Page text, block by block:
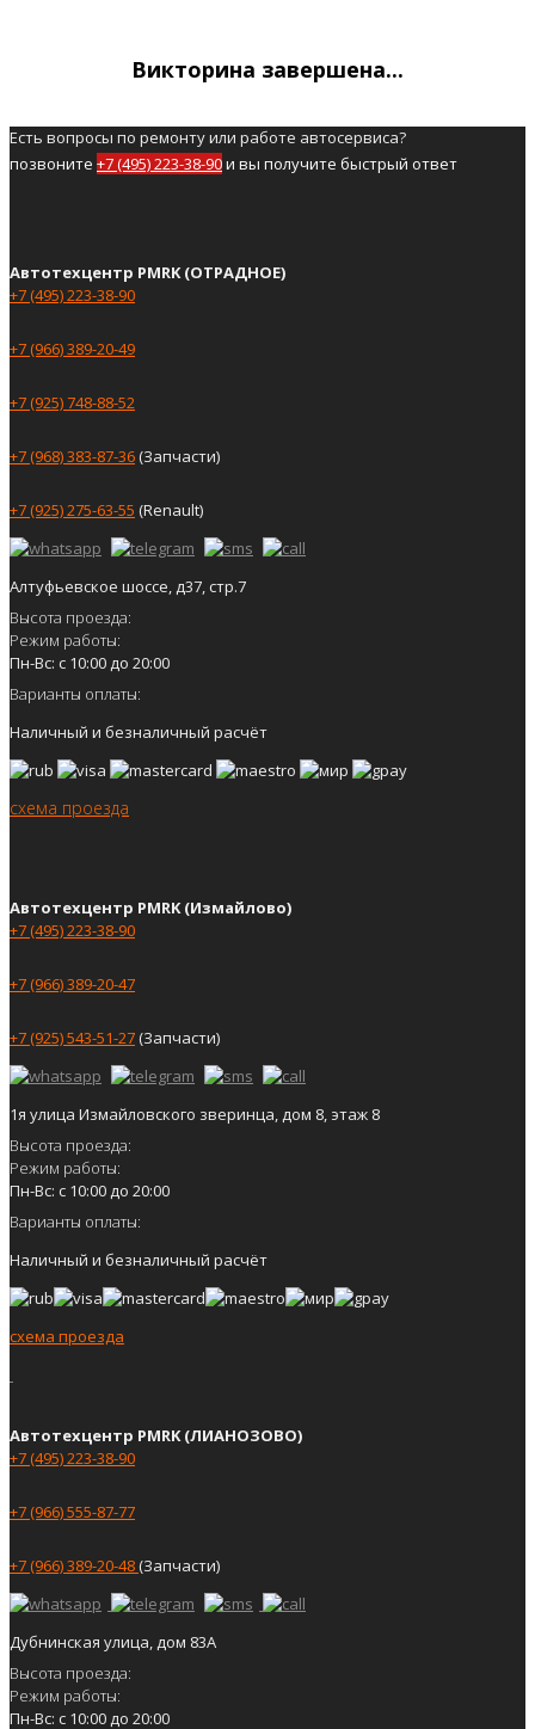
Викторина завершена...
Есть вопросы по ремонту или работе автосервиса?
позвоните +7 (495) 223-38-90и вы получите быстрый ответ
Автотехцентр PMRK (ОТРАДНОЕ)
+7 (495) 223-38-90
+7 (966) 389-20-49
+7 (925) 748-88-52
+7 (968) 383-87-36(Запчасти)
+7 (925) 275-63-55 (Renault)
Алтуфьевское шоссе, д37, стр.7
Высота проезда:
Режим работы:
Пн-Вс: с 10:00 до 20:00
Варианты оплаты:
Наличный и безналичный расчёт
схема проезда
Автотехцентр PMRK (Измайлово)
+7 (495) 223-38-90
+7 (966) 389-20-47
+7 (925) 543-51-27(Запчасти)
1я улица Измайловского зверинца, дом 8, этаж 8
Высота проезда:
Режим работы:
Пн-Вс: с 10:00 до 20:00
Варианты оплаты:
Наличный и безналичный расчёт
схема проезда
Автотехцентр PMRK (ЛИАНОЗОВО)
+7 (495) 223-38-90
+7 (966) 555-87-77
+7 (966) 389-20-48(Запчасти)
Дубнинская улица, дом 83А
Высота проезда:
Режим работы:
Пн-Вс: с 10:00 до 20:00